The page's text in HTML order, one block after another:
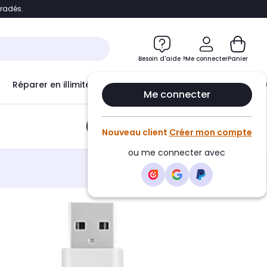
Accéder directement au chatbot
Besoin d'aide ?Me connecter
Me connecter
Nouveau client Créer mon compte
ou me connecter avec
Panier
Réparer en illimité avec Le Club Infinity
Ajouter au panier